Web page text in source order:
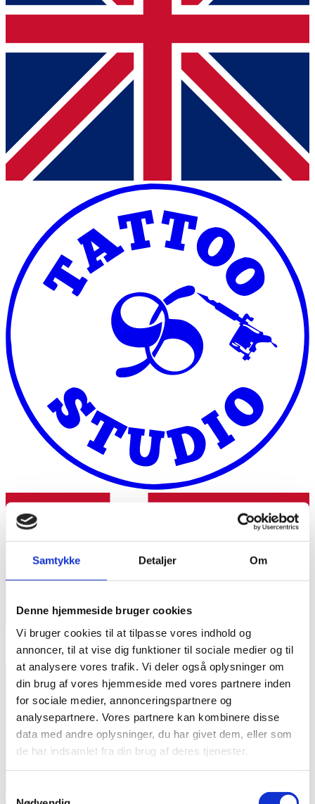
Samtykke Detaljer Om
Denne hjemmeside bruger cookies
Vi bruger cookies til at tilpasse vores indhold og
annoncer, til at vise dig funktioner til sociale medier og til
at analysere vores trafik. Vi deler også oplysninger om
din brug af vores hjemmeside med vores partnere inden
for sociale medier, annonceringspartnere og
analysepartnere. Vores partnere kan kombinere disse
data med andre oplysninger, du har givet dem, eller som
de har indsamlet fra din brug af deres tjenester.